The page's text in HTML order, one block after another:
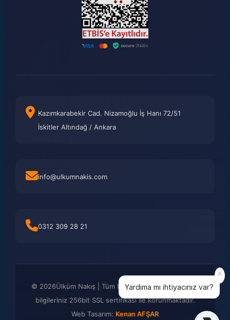
Kazımkarabekir Cad. Nizamoğlu İş Hanı 72/51
İskitler Altındağ / Ankara
info@ulkumnakis.com
0312 309 28 21
© 2026Ülküm Nakış | Tüm Hakları Saklıdır. Kredi kartı
bilgileriniz 256bit SSL sertifikası ile korunmaktadır.
Web Tasarım: Kenan AFŞAR
Yardıma mı ihtiyacınız var?